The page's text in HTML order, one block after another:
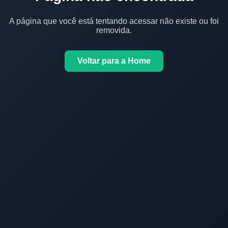
A página que você está tentando acessar não existe ou foi
removida.
Voltar para a Home